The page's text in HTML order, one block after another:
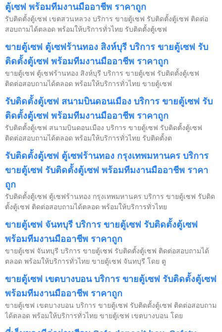
ตู้เซฟ พร้อมทีมงานมืออาชีพ ราคาถูก
รับติดตั้งตู้เซฟ เขตสวนหลวง บริการ ขายตู้เซฟ รับติดตั้งตู้เซฟ ติดต่อ
สอบถามได้ตลอด พร้อมให้บริการทั่วไทย รับติดตั้งตู้เซฟ
ขายตู้เซฟ ตู้เซฟร้านทอง สิงห์บุรี บริการ ขายตู้เซฟ รับ
ติดตั้งตู้เซฟ พร้อมทีมงานมืออาชีพ ราคาถูก
ขายตู้เซฟ ตู้เซฟร้านทอง สิงห์บุรี บริการ ขายตู้เซฟ รับติดตั้งตู้เซฟ
ติดต่อสอบถามได้ตลอด พร้อมให้บริการทั่วไทย ขายตู้เซฟ
รับติดตั้งตู้เซฟ สนามบินดอนเมือง บริการ ขายตู้เซฟ รับ
ติดตั้งตู้เซฟ พร้อมทีมงานมืออาชีพ ราคาถูก
รับติดตั้งตู้เซฟ สนามบินดอนเมือง บริการ ขายตู้เซฟ รับติดตั้งตู้เซฟ
ติดต่อสอบถามได้ตลอด พร้อมให้บริการทั่วไทย รับติดตั้งต
รับติดตั้งตู้เซฟ ตู้เซฟร้านทอง กรุงเทพมหานคร บริการ
ขายตู้เซฟ รับติดตั้งตู้เซฟ พร้อมทีมงานมืออาชีพ ราคา
ถูก
รับติดตั้งตู้เซฟ ตู้เซฟร้านทอง กรุงเทพมหานคร บริการ ขายตู้เซฟ รับติด
ตั้งตู้เซฟ ติดต่อสอบถามได้ตลอด พร้อมให้บริการทั่วไทย
ขายตู้เซฟ จันทบุรี บริการ ขายตู้เซฟ รับติดตั้งตู้เซฟ
พร้อมทีมงานมืออาชีพ ราคาถูก
ขายตู้เซฟ จันทบุรี บริการ ขายตู้เซฟ รับติดตั้งตู้เซฟ ติดต่อสอบถามได้
ตลอด พร้อมให้บริการทั่วไทย ขายตู้เซฟ จันทบุรี โดย ตู
ขายตู้เซฟ เขตบางบอน บริการ ขายตู้เซฟ รับติดตั้งตู้เซฟ
พร้อมทีมงานมืออาชีพ ราคาถูก
ขายตู้เซฟ เขตบางบอน บริการ ขายตู้เซฟ รับติดตั้งตู้เซฟ ติดต่อสอบถาม
ได้ตลอด พร้อมให้บริการทั่วไทย ขายตู้เซฟ เขตบางบอน โดย